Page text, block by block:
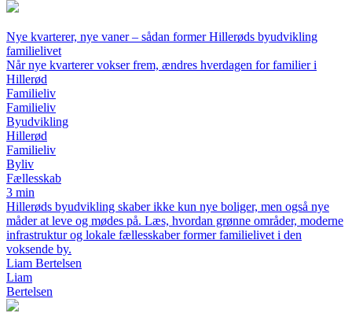
Nye kvarterer, nye vaner – sådan former Hillerøds byudvikling
familielivet
Når nye kvarterer vokser frem, ændres hverdagen for familier i
Hillerød
Familieliv
Familieliv
Byudvikling
Hillerød
Familieliv
Byliv
Fællesskab
3 min
Hillerøds byudvikling skaber ikke kun nye boliger, men også nye
måder at leve og mødes på. Læs, hvordan grønne områder, moderne
infrastruktur og lokale fællesskaber former familielivet i den
voksende by.
Liam Bertelsen
Liam
Bertelsen